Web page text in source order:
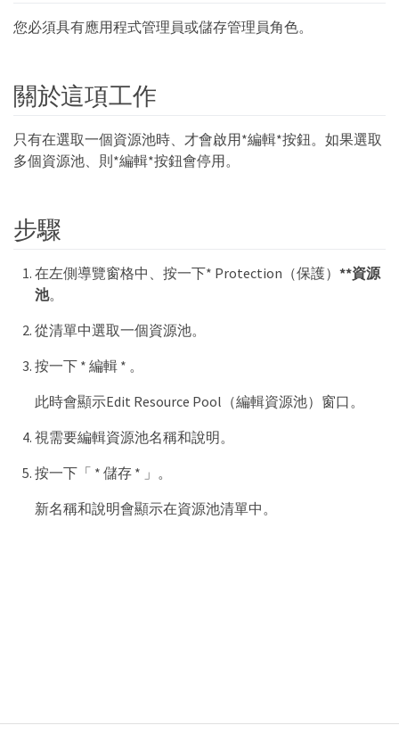
您必須具有應用程式管理員或儲存管理員角色。
關於這項工作
只有在選取一個資源池時、才會啟用*編輯*按鈕。如果選取
多個資源池、則*編輯*按鈕會停用。
步驟
在左側導覽窗格中、按一下* Protection（保護） **資源
池。
從清單中選取一個資源池。
按一下 * 編輯 * 。
此時會顯示Edit Resource Pool（編輯資源池）窗口。
視需要編輯資源池名稱和說明。
按一下「 * 儲存 * 」。
新名稱和說明會顯示在資源池清單中。